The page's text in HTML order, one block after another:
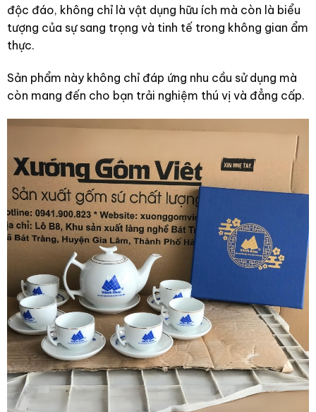
độc đáo, không chỉ là vật dụng hữu ích mà còn là biểu
tượng của sự sang trọng và tinh tế trong không gian ẩm
thực.
Sản phẩm này không chỉ đáp ứng nhu cầu sử dụng mà
còn mang đến cho bạn trải nghiệm thú vị và đẳng cấp.